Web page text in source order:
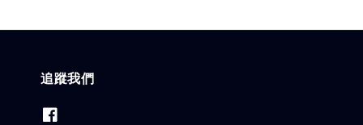
追蹤我們